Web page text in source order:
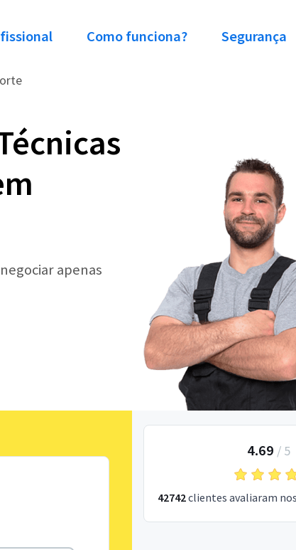
Como funciona? Segurança
apenas
4.69 / 5
42742clientes avaliaram